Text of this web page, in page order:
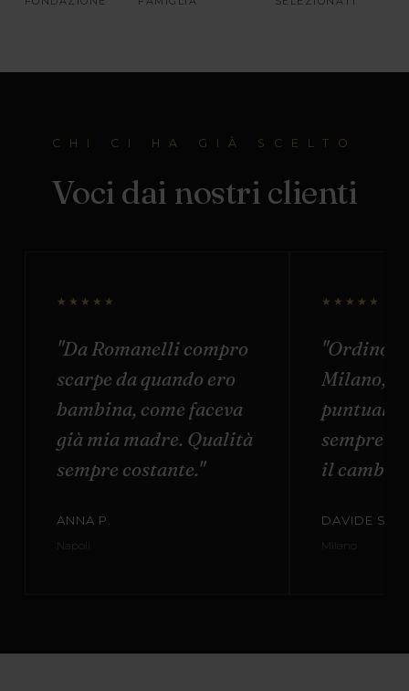
CHI CI HA GIÀ SCELTO
Voci dai nostri clienti
★★★★★
"Da Romanelli compro
scarpe da quando ero
bambina, come faceva
già mia madre. Qualità
sempre costante."
ANNA P.
Napoli
★★★★★
"Ordino
Milano,
puntuale
sempre
il cambio
DAVIDE S.
Milano